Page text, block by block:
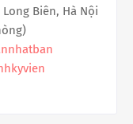
Biên, Hà Nội